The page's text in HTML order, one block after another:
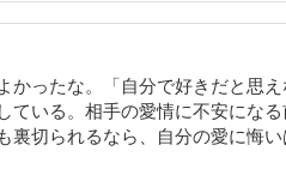
かったな。「自分で好きだと思
ている。相手の愛情に不安にな
裏切られるなら、自分の愛に悔い